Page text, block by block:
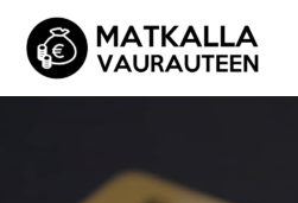
sisältöön